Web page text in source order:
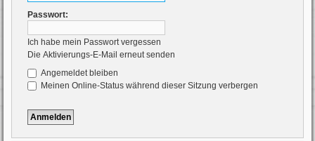
Passwort:
Ich habe mein Passwort vergessen
Die Aktivierungs-E-Mail erneut senden
Angemeldet bleiben
Meinen Online-Status während dieser Sitzung verbergen